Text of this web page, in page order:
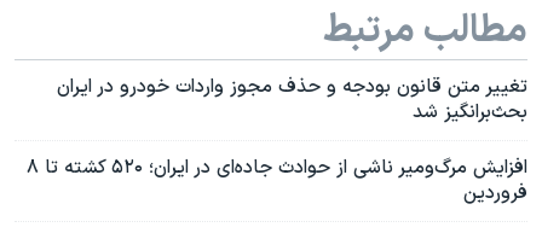
مطالب مرتبط
تغییر متن قانون بودجه و حذف مجوز واردات خودرو در ایران
بحث‌برانگیز شد
افزایش مرگ‌ومیر ناشی از حوادث جاده‌ای در ایران؛ ۵۲۰ کشته تا ۸
فروردین